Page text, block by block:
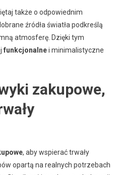
także o odpowiednim
źródła światła podkreślą
atmosferę. Dzięki tym
funkcjonalnei minimalistyczne
zakupowe,
, aby wspierać trwały
opartą na realnych potrzebach